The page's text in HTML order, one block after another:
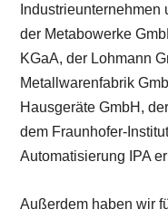
der Metabowerke
KGaA, der Lohmann
Metallwarenfabrik
Hausgeräte GmbH,
dem Fraunhofer-
Automatisierung IPA
Außerdem haben wir